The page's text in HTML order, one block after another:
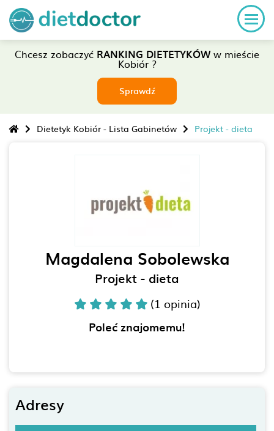
Chcesz zobaczyć RANKING DIETETYKÓWw mieście
Kobiór ?
Sprawdź
Dietetyk Kobiór - Lista Gabinetów Projekt - dieta
Magdalena Sobolewska
Projekt - dieta
(1 opinia)
Poleć znajomemu!
Adresy